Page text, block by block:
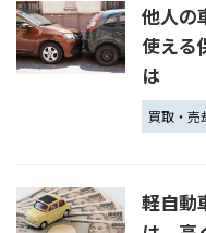
他人の
使える
は
買取・売
軽自動